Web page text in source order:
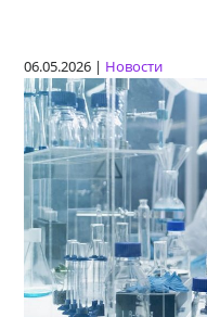
06.05.2026 | Новости